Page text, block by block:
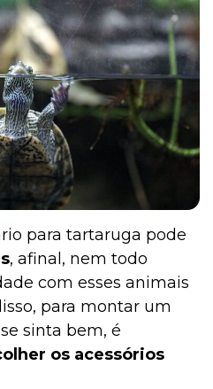
Roedores
para tartaruga pode
, afinal, nem todo
com esses animais
para montar um
sinta bem, é
os acessórios